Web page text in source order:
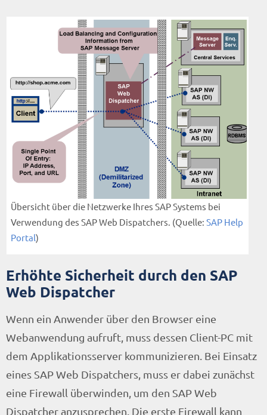
Übersicht über die Netzwerke Ihres SAP Systems bei
Verwendung des SAP Web Dispatchers. (Quelle: SAP Help
Portal)
Erhöhte Sicherheit durch den SAP
Web Dispatcher
Wenn ein Anwender über den Browser eine
Webanwendung aufruft, muss dessen Client-PC mit
dem Applikationsserver kommunizieren. Bei Einsatz
eines SAP Web Dispatchers, muss er dabei zunächst
eine Firewall überwinden, um den SAP Web
Dispatcher anzusprechen. Die erste Firewall kann